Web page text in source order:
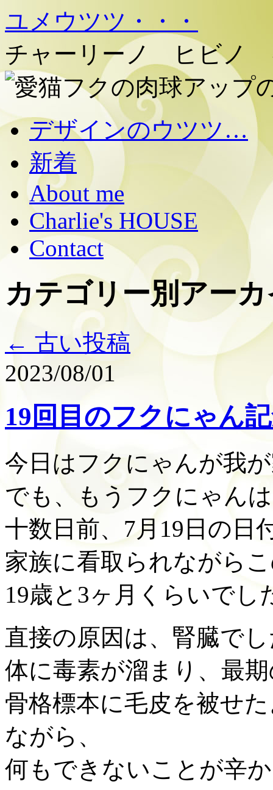
ユメウツツ・・・
チャーリーノ ヒビノ
コ
ン
ツ
移
デザインのウツツ…
新着
About me
Charlie's HOUSE
Contact
カテゴリー別アー
← 古い投稿
2023/08/01
19回目のフクにゃん
今日はフクにゃんが我
でも、もうフクにゃん
十数日前、7月19日の日
家族に看取られながら
19歳と3ヶ月くらいでし
直接の原因は、腎臓で
体に毒素が溜まり、最
骨格標本に毛皮を被せ
ながら、
何もできないことが辛